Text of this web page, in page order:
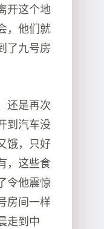
开这个地
，他们就
了九号房
还是再次
到汽车没
饿，只好
，这些食
令他震惊
房间一样
走到中